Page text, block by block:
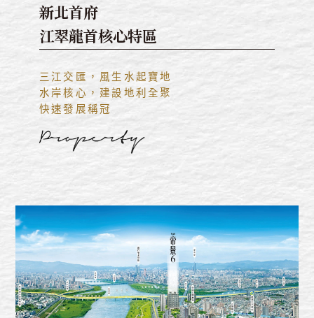
新北首府
江翠龍首核心特區
三江交匯，風生水起寶地
水岸核心，建設地利全聚
快速發展稱冠